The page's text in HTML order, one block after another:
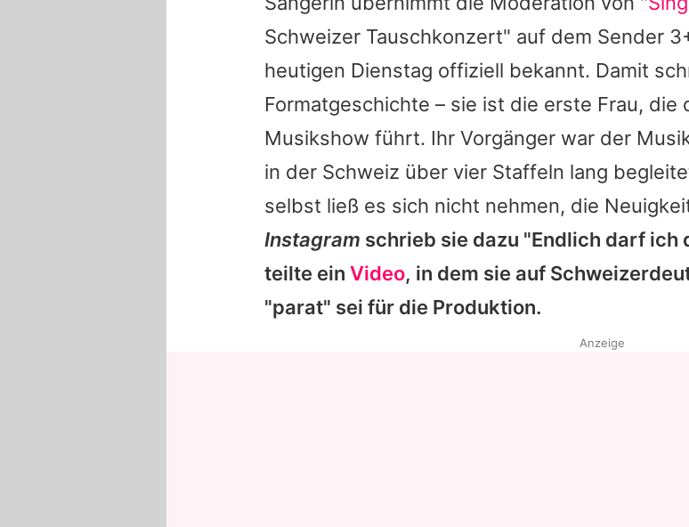
App runterladen
Team
Redaktionelle
Impressum
Datenschutzerklärung
Nutzungsbedingungen
Schweizer Tauschkonzert" auf dem Sender
heutigen Dienstag offiziell bekannt. Damit
Formatgeschichte – sie ist die erste Frau, die
Musikshow führt. Ihr Vorgänger war der
in der Schweiz über vier Staffeln lang
selbst ließ es sich nicht nehmen, die
Instagram schrieb sie dazu "Endlich darf ich
teilte ein Video, in dem sie auf
"parat" sei für die Produktion.
Anzeige